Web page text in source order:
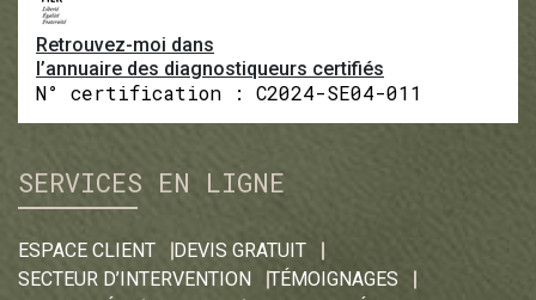
Retrouvez-moi dans
l’annuaire des diagnostiqueurs certifiés
N° certification : C2024-SE04-011
SERVICES EN LIGNE
ESPACE CLIENT
DEVIS GRATUIT
SECTEUR D’INTERVENTION
TÉMOIGNAGES